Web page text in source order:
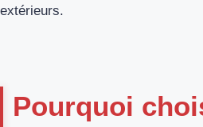
extérieurs.
Pourquoi